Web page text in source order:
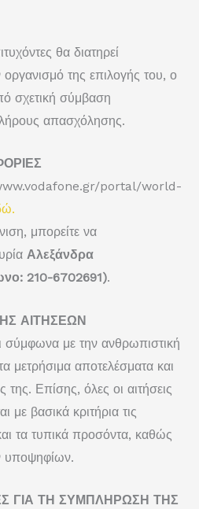
θα διατηρεί
της επιλογής του, ο
σχετική σύμβαση
απασχόλησης.
portal/world-
μπορείτε να
Αλεξάνδρα
210-6702691).
ΑΙΤΗΣΕΩΝ
σύμφωνα με την ανθρωπιστική
μετρήσιμα αποτελέσματα και
της. Επίσης, όλες οι αιτήσεις
με βασικά κριτήρια τις
τα τυπικά προσόντα, καθώς
υποψηφίων.
ΓΙΑ ΤΗ ΣΥΜΠΛΗΡΩΣΗ ΤΗΣ